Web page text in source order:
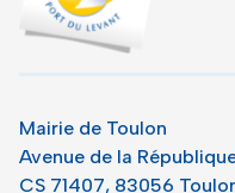
Mairie de Toulon
Avenue de la
CS 71407, 83056